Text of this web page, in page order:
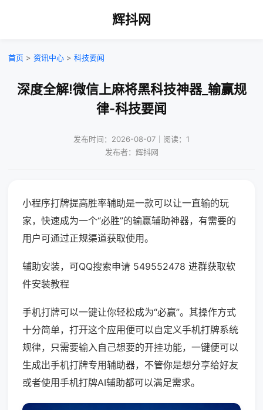
辉抖网
首页 > 资讯中心 > 科技要闻
深度全解!微信上麻将黑科技神器_输赢规
律-科技要闻
发布时间：2026-08-07｜阅读：1
发布者：辉抖网
小程序打牌提高胜率辅助是一款可以让一直输的玩
家，快速成为一个“必胜”的输赢辅助神器，有需要的
用户可通过正规渠道获取使用。
辅助安装，可QQ搜索申请 549552478 进群获取软
件安装教程
手机打牌可以一键让你轻松成为“必赢”。其操作方式
十分简单，打开这个应用便可以自定义手机打牌系统
规律，只需要输入自己想要的开挂功能，一键便可以
生成出手机打牌专用辅助器，不管你是想分享给好友
或者使用手机打牌AI辅助都可以满足需求。